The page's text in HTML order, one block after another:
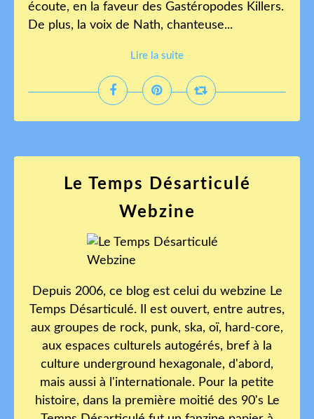
écoute, en la faveur des Gastéropodes Killers.
De plus, la voix de Nath, chanteuse...
Lire la suite
Le Temps Désarticulé
Webzine
Depuis 2006, ce blog est celui du webzine Le
Temps Désarticulé. Il est ouvert, entre autres,
aux groupes de rock, punk, ska, oï, hard-core,
aux espaces culturels autogérés, bref à la
culture underground hexagonale, d'abord,
mais aussi à l'internationale. Pour la petite
histoire, dans la première moitié des 90's Le